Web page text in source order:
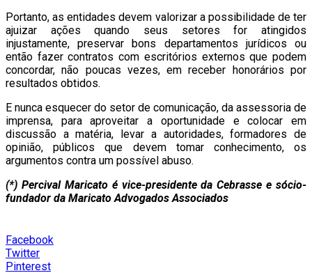
Portanto, as entidades devem valorizar a possibilidade de ter
ajuizar ações quando seus setores for atingidos
injustamente, preservar bons departamentos jurídicos ou
então fazer contratos com escritórios externos que podem
concordar, não poucas vezes, em receber honorários por
resultados obtidos.
E nunca esquecer do setor de comunicação, da assessoria de
imprensa, para aproveitar a oportunidade e colocar em
discussão a matéria, levar a autoridades, formadores de
opinião, públicos que devem tomar conhecimento, os
argumentos contra um possível abuso.
(*) Percival Maricato é vice-presidente da Cebrasse e sócio-
fundador da Maricato Advogados Associados
Facebook
Twitter
Pinterest